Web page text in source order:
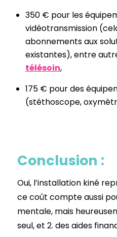
350 € pour les
vidéotransmission
abonnements aux
existantes), entre
télésoin,
175 € pour des
(stéthoscope,
Conclusion :
Oui, l’installation kiné
ce coût compte aussi
mentale, mais
seul, et 2. des aides